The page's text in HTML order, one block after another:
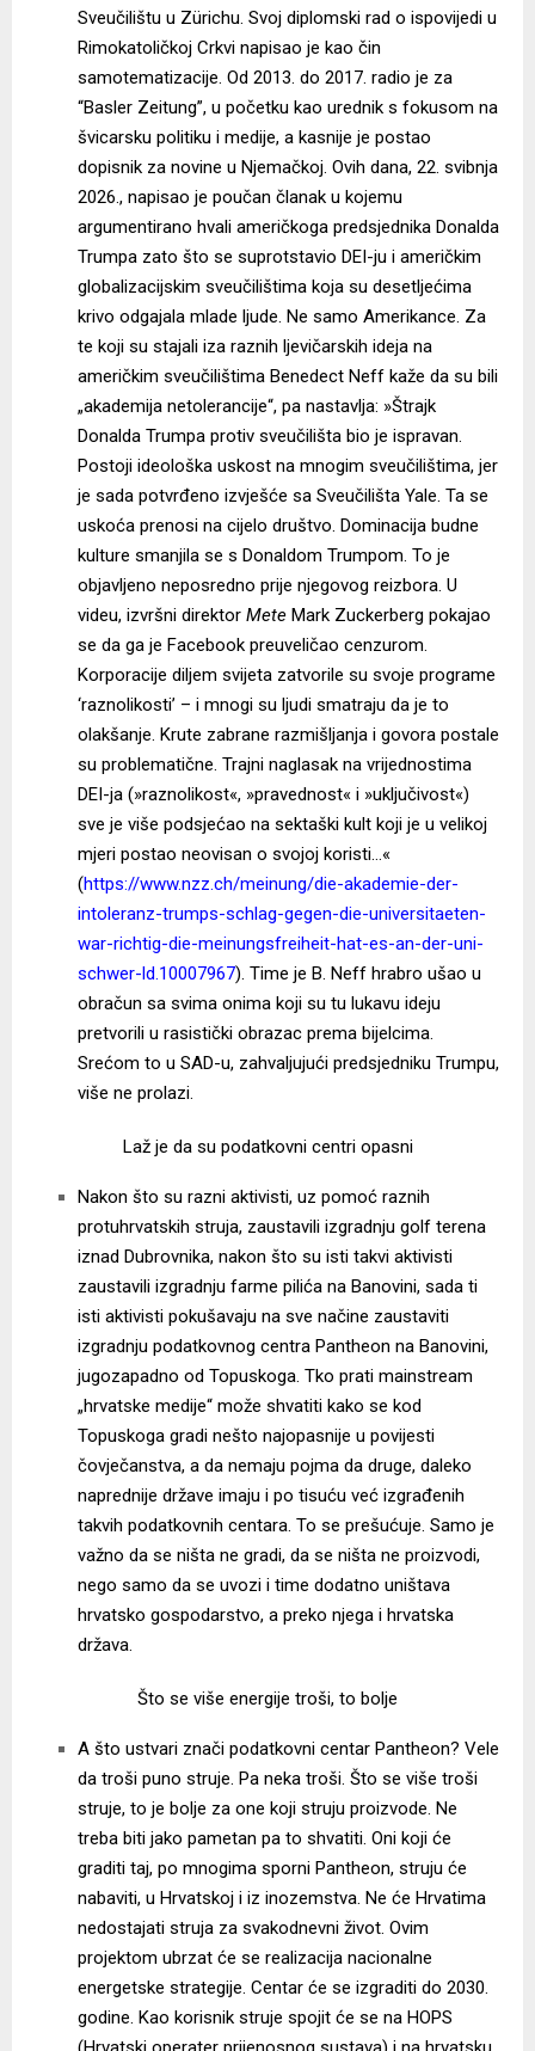
Sveučilištu u Zürichu. Svoj diplomski rad o ispovijedi u
Rimokatoličkoj Crkvi napisao je kao čin
samotematizacije. Od 2013. do 2017. radio je za
“Basler Zeitung”, u početku kao urednik s fokusom na
švicarsku politiku i medije, a kasnije je postao
dopisnik za novine u Njemačkoj. Ovih dana, 22. svibnja
2026., napisao je poučan članak u kojemu
argumentirano hvali američkoga predsjednika Donalda
Trumpa zato što se suprotstavio DEI-ju i američkim
globalizacijskim sveučilištima koja su desetljećima
krivo odgajala mlade ljude. Ne samo Amerikance. Za
te koji su stajali iza raznih ljevičarskih ideja na
američkim sveučilištima Benedect Neff kaže da su bili
„akademija netolerancije“, pa nastavlja: »Štrajk
Donalda Trumpa protiv sveučilišta bio je ispravan.
Postoji ideološka uskost na mnogim sveučilištima, jer
je sada potvrđeno izvješće sa Sveučilišta Yale. Ta se
uskoća prenosi na cijelo društvo. Dominacija budne
kulture smanjila se s Donaldom Trumpom. To je
objavljeno neposredno prije njegovog reizbora. U
videu, izvršni direktor Mete Mark Zuckerberg pokajao
se da ga je Facebook preuveličao cenzurom.
Korporacije diljem svijeta zatvorile su svoje programe
‘raznolikosti’ – i mnogi su ljudi smatraju da je to
olakšanje. Krute zabrane razmišljanja i govora postale
su problematične. Trajni naglasak na vrijednostima
DEI-ja (»raznolikost«, »pravednost« i »uključivost«)
sve je više podsjećao na sektaški kult koji je u velikoj
mjeri postao neovisan o svojoj koristi…«
(https://www.nzz.ch/meinung/die-akademie-der-
intoleranz-trumps-schlag-gegen-die-universitaeten-
war-richtig-die-meinungsfreiheit-hat-es-an-der-uni-
schwer-ld.10007967). Time je B. Neff hrabro ušao u
obračun sa svima onima koji su tu lukavu ideju
pretvorili u rasistički obrazac prema bijelcima.
Srećom to u SAD-u, zahvaljujući predsjedniku Trumpu,
više ne prolazi.
Laž je da su podatkovni centri opasni
Nakon što su razni aktivisti, uz pomoć raznih
protuhrvatskih struja, zaustavili izgradnju golf terena
iznad Dubrovnika, nakon što su isti takvi aktivisti
zaustavili izgradnju farme pilića na Banovini, sada ti
isti aktivisti pokušavaju na sve načine zaustaviti
izgradnju podatkovnog centra Pantheon na Banovini,
jugozapadno od Topuskoga. Tko prati mainstream
„hrvatske medije“ može shvatiti kako se kod
Topuskoga gradi nešto najopasnije u povijesti
čovječanstva, a da nemaju pojma da druge, daleko
naprednije države imaju i po tisuću već izgrađenih
takvih podatkovnih centara. To se prešućuje. Samo je
važno da se ništa ne gradi, da se ništa ne proizvodi,
nego samo da se uvozi i time dodatno uništava
hrvatsko gospodarstvo, a preko njega i hrvatska
država.
Što se više energije troši, to bolje
A što ustvari znači podatkovni centar Pantheon? Vele
da troši puno struje. Pa neka troši. Što se više troši
struje, to je bolje za one koji struju proizvode. Ne
treba biti jako pametan pa to shvatiti. Oni koji će
graditi taj, po mnogima sporni Pantheon, struju će
nabaviti, u Hrvatskoj i iz inozemstva. Ne će Hrvatima
nedostajati struja za svakodnevni život. Ovim
projektom ubrzat će se realizacija nacionalne
energetske strategije. Centar će se izgraditi do 2030.
godine. Kao korisnik struje spojit će se na HOPS